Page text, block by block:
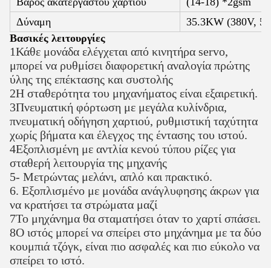
Δύναμη
35.3KW (380V,
Βασικές λειτουργίες
1Κάθε μονάδα ελέγχεται από κινητήρα servo,
μπορεί να ρυθμίσει διαφορετική αναλογία πρώτης
ύλης της επέκτασης και συστολής
2Η σταθερότητα του μηχανήματος είναι εξαιρετική.
3Πνευματική φόρτωση με μεγάλα κυλίνδρια,
πνευματική οδήγηση χαρτιού, ρυθμιστική ταχύτητα
χωρίς βήματα και έλεγχος της έντασης του ιστού.
4Εξοπλισμένη με αντλία κενού τύπου ρίζες για
σταθερή λειτουργία της μηχανής
5- Μετρώντας μελάνι, απλό και πρακτικό.
6. Εξοπλισμένο με μονάδα ανάγλυφησης άκρων για
να κρατήσει τα στρώματα μαζί
7Το μηχάνημα θα σταματήσει όταν το χαρτί σπάσει.
8Ο ιστός μπορεί να σπείρει στο μηχάνημα με τα δύο
κουμπιά τζόγκ, είναι πιο ασφαλές και πιο εύκολο να
σπείρει το ιστό.